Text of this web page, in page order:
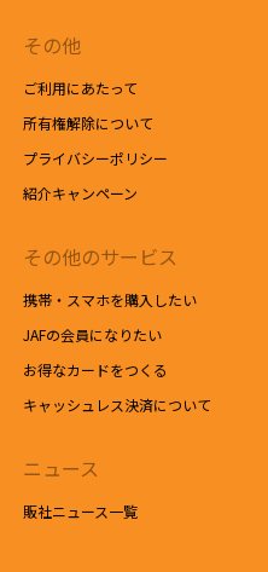
その他
ご利用にあたって
所有権解除について
プライバシーポリシー
紹介キャンペーン
その他のサービス
携帯・スマホを購入したい
JAFの会員になりたい
お得なカードをつくる
キャッシュレス決済について
ニュース
販社ニュース一覧